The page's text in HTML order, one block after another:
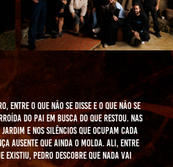
entre o que não se disse e o que não se
do pai em busca do que restou. Nas
e nos silêncios que ocupam cada
ausente que ainda o molda. Ali, entre
existiu, Pedro descobre que nada vai